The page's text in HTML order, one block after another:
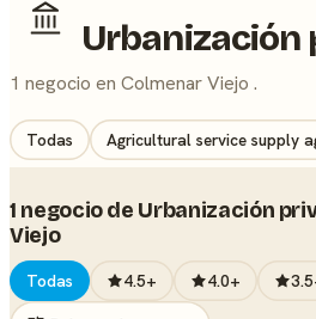
Urbanización
1 negocio en Colmenar Viejo .
Todas Agricultural service supply
1 negocio de Urbanización
Viejo
Todas 4.5+ 4.0+